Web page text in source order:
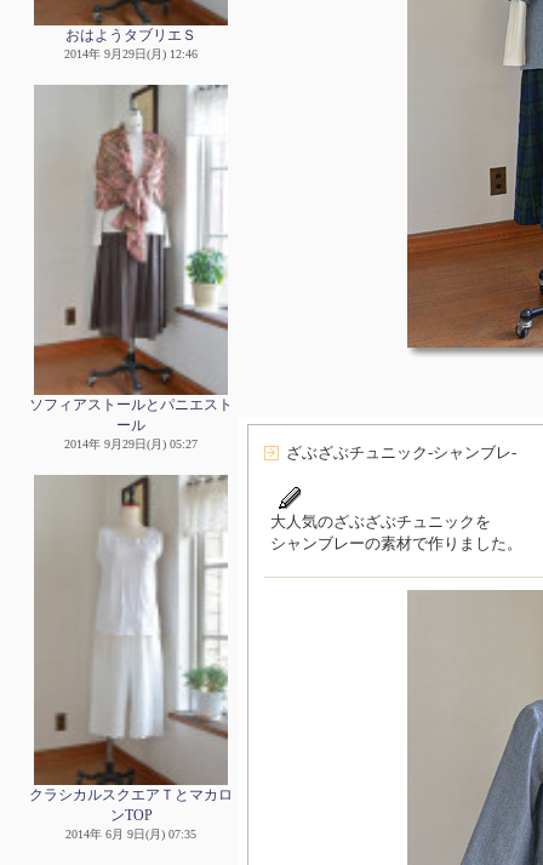
おはようタブリエＳ
2014年 9月29日(月) 12:46
ソフィアストールとパニエスト
ール
2014年 9月29日(月) 05:27
クラシカルスクエアＴとマカロ
ンTOP
2014年 6月 9日(月) 07:35
ざぶざぶチュニック-シャンブレ-
大人気のざぶざぶチュニックを
シャンブレーの素材で作りました。